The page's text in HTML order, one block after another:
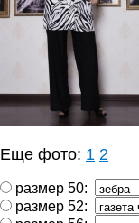
Еще фото: 1 2
размер 50:
размер 52: